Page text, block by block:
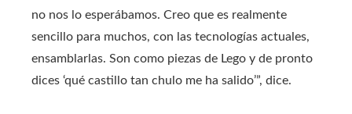
no nos lo esperábamos. Creo que es realmente
sencillo para muchos, con las tecnologías actuales,
ensamblarlas. Son como piezas de Lego y de pronto
dices ‘qué castillo tan chulo me ha salido’”, dice.